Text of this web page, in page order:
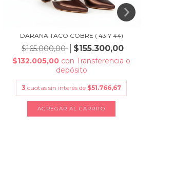
DARANA TACO COBRE ( 43 Y 44)
$165.000,00 $155.300,00
$132.005,00 con Transferencia o
depósito
3 cuotas sin interés de $51.766,67
AGREGAR AL CARRITO